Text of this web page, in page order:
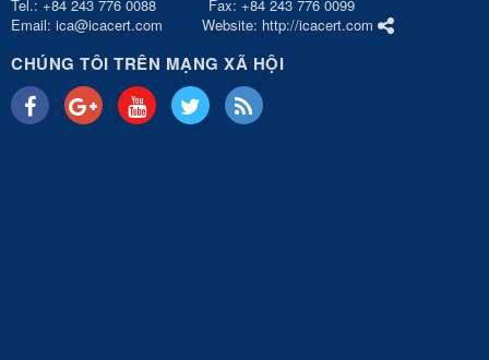
Tel.: +84 243 776 0088 Fax: +84 243 776 0099
Email: ica@icacert.com Website: http://icacert.com
CHÚNG TÔI TRÊN MẠNG XÃ HỘI